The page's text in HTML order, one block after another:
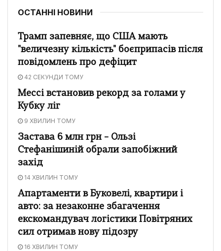
ОСТАННІ НОВИНИ
Трамп запевняє, що США мають
"величезну кількість" боєприпасів після
повідомлень про дефіцит
42 СЕКУНДИ ТОМУ
Мессі встановив рекорд за голами у
Кубку ліг
9 ХВИЛИН ТОМУ
Застава 6 млн грн – Ользі
Стефанішиній обрали запобіжний
захід
14 ХВИЛИН ТОМУ
Апартаменти в Буковелі, квартири і
авто: за незаконне збагачення
екскомандувач логістики Повітряних
сил отримав нову підозру
16 ХВИЛИН ТОМУ